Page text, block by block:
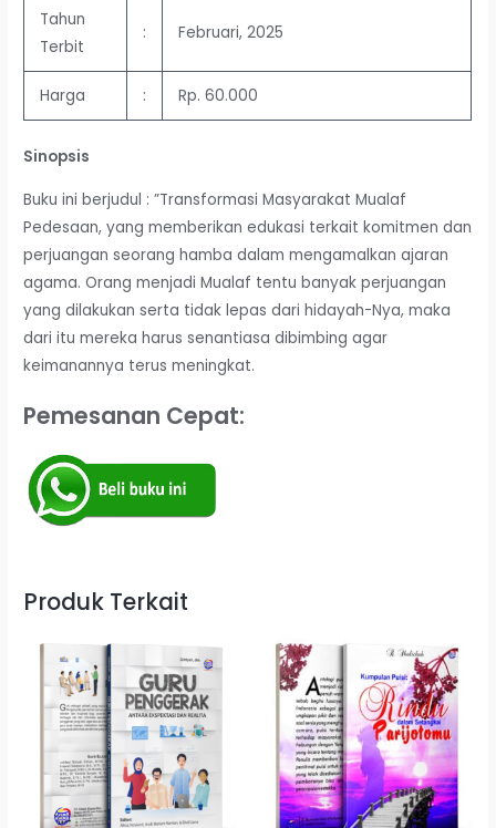
Tahun
Terbit
: Februari, 2025
Harga : Rp. 60.000
Sinopsis
Buku ini berjudul : ”Transformasi Masyarakat Mualaf
Pedesaan, yang memberikan edukasi terkait komitmen dan
perjuangan seorang hamba dalam mengamalkan ajaran
agama. Orang menjadi Mualaf tentu banyak perjuangan
yang dilakukan serta tidak lepas dari hidayah-Nya, maka
dari itu mereka harus senantiasa dibimbing agar
keimanannya terus meningkat.
Pemesanan Cepat:
Produk Terkait